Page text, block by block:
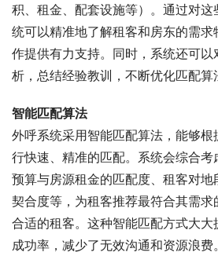
积、租金、配套设施等）。通过对
统可以精准地了解租客和房东的需求
作提供有力支持。同时，系统还可
析，总结经验教训，不断优化匹配算
智能匹配算法
外呼系统采用智能匹配算法，能够
行快速、精准的匹配。系统会综合
预算与房源租金的匹配度、租客对
契合度等，为租客推荐最符合其需
合适的租客。这种智能匹配方式大
成功率，减少了无效沟通和资源浪费。